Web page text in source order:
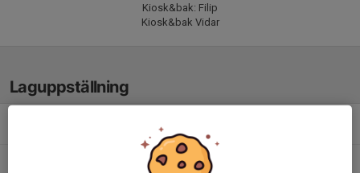
Kiosk&bak: Filip
Kiosk&bak Vidar
Laguppställning